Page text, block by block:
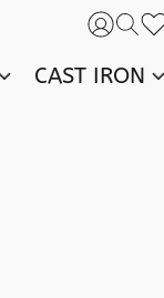
CAST IRON